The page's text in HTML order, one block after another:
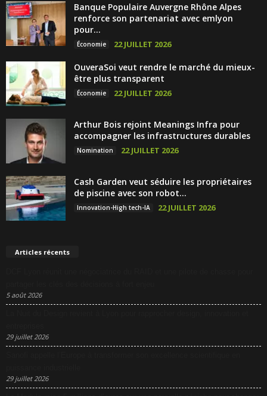
Banque Populaire Auvergne Rhône Alpes
renforce son partenariat avec emlyon
pour...
Économie 22 JUILLET 2026
OuveraSoi veut rendre le marché du mieux-
être plus transparent
Économie 22 JUILLET 2026
Arthur Bois rejoint Meanings Infra pour
accompagner les infrastructures durables
Nomination 22 JUILLET 2026
Cash Garden veut séduire les propriétaires
de piscine avec son robot...
Innovation-High tech-IA 22 JUILLET 2026
Articles récents
5 août 2026
29 juillet 2026
29 juillet 2026